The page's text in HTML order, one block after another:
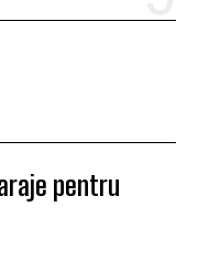
pentru